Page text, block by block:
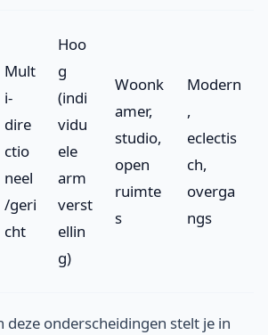
Mult
i-
dire
ctio
neel
/geri
cht
Hoo
g
(indi
vidu
ele
arm
verst
ellin
g)
Woonk
amer,
studio,
open
ruimte
s
Modern
,
eclectis
ch,
overga
ngs
deze onderscheidingen stelt je in